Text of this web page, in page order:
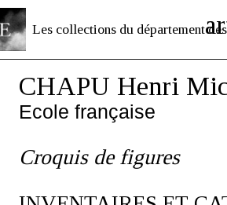
Les collections du département des
CHAPU Henri
Ecole française
Croquis de figures